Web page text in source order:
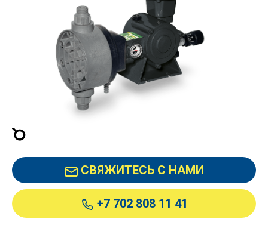
СВЯЖИТЕСЬ С НАМИ
+7 702 808 11 41